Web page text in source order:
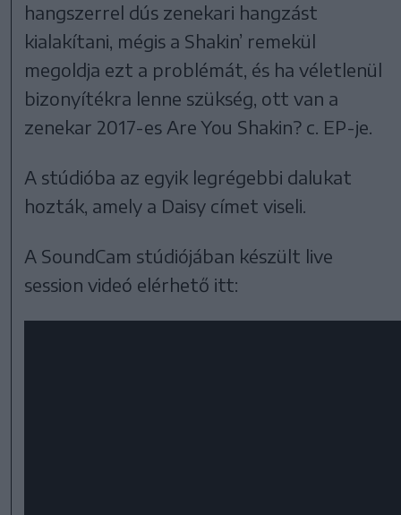
hangszerrel dús zenekari hangzást
kialakítani, mégis a Shakin’ remekül
megoldja ezt a problémát, és ha véletlenül
bizonyítékra lenne szükség, ott van a
zenekar 2017-es Are You Shakin? c. EP-je.
A stúdióba az egyik legrégebbi dalukat
hozták, amely a Daisy címet viseli.
A SoundCam stúdiójában készült live
session videó elérhető itt: